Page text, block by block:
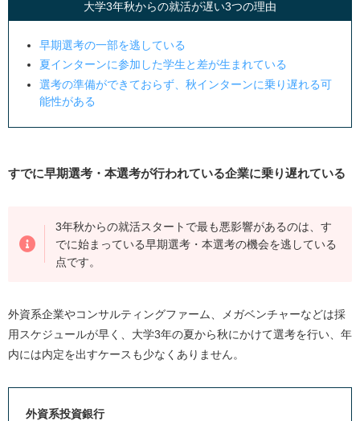
大学3年秋からの就活が遅い3つの理由
早期選考の一部を逃している
夏インターンに参加した学生と差が生まれている
選考の準備ができておらず、秋インターンに乗り遅れる可
能性がある
すでに早期選考・本選考が行われている企業に乗り遅れている
3年秋からの就活スタートで最も悪影響があるのは、す
でに始まっている早期選考・本選考の機会を逃している
点です。
外資系企業やコンサルティングファーム、メガベンチャーなどは採
用スケジュールが早く、大学3年の夏から秋にかけて選考を行い、年
内には内定を出すケースも少なくありません。
外資系投資銀行